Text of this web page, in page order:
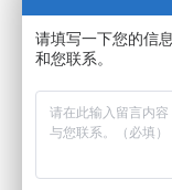
请填写一下您的信
和您联系。